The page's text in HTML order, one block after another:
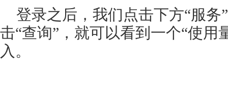
登录之后，我们点击下方“服务
击“查询”，就可以看到一个“使用
入。